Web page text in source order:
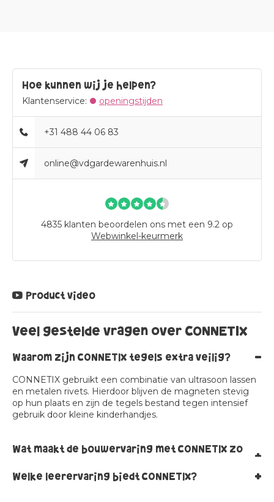
Hoe kunnen wij je helpen?
Klantenservice:
openingstijden
+31 488 44 06 83
online@vdgardewarenhuis.nl
4835 klanten beoordelen ons met een 9.2 op
Webwinkel-keurmerk
Product video
Veel gestelde vragen over CONNETIX
Waarom zijn CONNETIX tegels extra veilig? -
CONNETIX gebruikt een combinatie van ultrasoon lassen
en metalen rivets. Hierdoor blijven de magneten stevig
op hun plaats en zijn de tegels bestand tegen intensief
gebruik door kleine kinderhandjes.
Wat maakt de bouwervaring met CONNETIX zo
+
De tegels hebben sterke magneten en een uniek
Welke leerervaring biedt CONNETIX? +